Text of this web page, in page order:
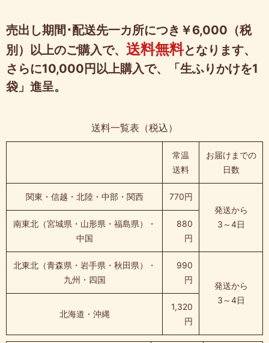
売出し期間･配送先一カ所につき￥6,000（税
別）以上のご購入で、 送料無料となります、
さらに10,000円以上購入で、「生ふりかけを1
袋」進呈。
送料一覧表（税込）
常温
送料
お届けまでの
日数
関東・信越・北陸・中部・関西
770円
発送から
3～4日
南東北（宮城県・山形県・福島県）・
中国
880
円
北東北（青森県・岩手県・秋田県）・
九州・四国
990
円
発送から
3～4日
北海道・沖縄
1,320
円